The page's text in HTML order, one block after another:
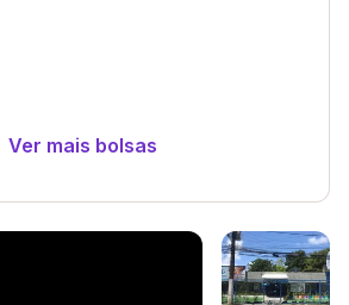
Ver mais bolsas